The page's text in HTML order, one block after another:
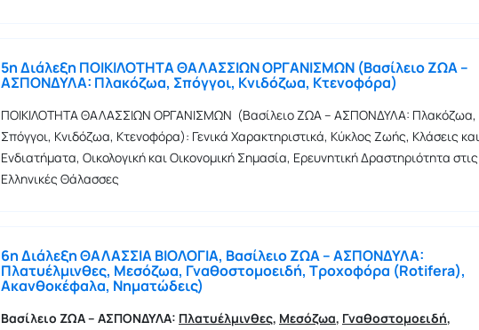
5η Διάλεξη ΠΟΙΚΙΛΟΤΗΤΑ ΘΑΛΑΣΣΙΩΝ ΟΡΓΑΝΙΣΜΩΝ (Βασίλειο ΖΩΑ –
ΑΣΠΟΝΔΥΛΑ: Πλακόζωα, Σπόγγοι, Κνιδόζωα, Κτενοφόρα)
ΠΟΙΚΙΛΟΤΗΤΑ ΘΑΛΑΣΣΙΩΝ ΟΡΓΑΝΙΣΜΩΝ (Βασίλειο ΖΩΑ – ΑΣΠΟΝΔΥΛΑ: Πλακόζωα,
Σπόγγοι, Κνιδόζωα, Κτενοφόρα): Γενικά Χαρακτηριστικά, Κύκλος Ζωής, Κλάσεις και
Ενδιατήματα, Οικολογική και Οικονομική Σημασία, Ερευνητική Δραστηριότητα στις
Ελληνικές Θάλασσες
6η Διάλεξη ΘΑΛΑΣΣΙΑ ΒΙΟΛΟΓΙΑ, Βασίλειο ΖΩΑ – ΑΣΠΟΝΔΥΛΑ:
Πλατυέλμινθες, Μεσόζωα, Γναθοστομοειδή, Τροχοφόρα (Rotifera),
Ακανθοκέφαλα, Νηματώδεις)
Βασίλειο ΖΩΑ – ΑΣΠΟΝΔΥΛΑ: Πλατυέλμινθες, Μεσόζωα, Γναθοστομοειδή,